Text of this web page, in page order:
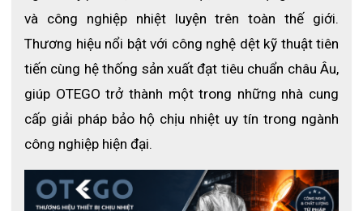
Thông tin sản phẩm
ĐẶC ĐIỂM NỔI BẬT CỦA MŨ TRÙM ĐẦU VẢI NHÔM
và công nghiệp nhiệt luyện trên toàn thế giới.
Thương hiệu nổi bật với công nghệ dệt kỹ thuật tiên
tiến cùng hệ thống sản xuất đạt tiêu chuẩn châu Âu,
giúp OTEGO trở thành một trong những nhà cung
cấp giải pháp bảo hộ chịu nhiệt uy tín trong ngành
công nghiệp hiện đại.